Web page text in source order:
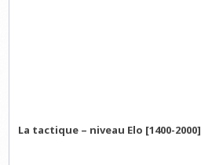
La tactique – niveau Elo [1400-2000]